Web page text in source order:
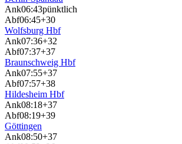
Ank06:43pünktlich
Abf06:45+30
Wolfsburg Hbf
Ank07:36+32
Abf07:37+37
Braunschweig Hbf
Ank07:55+37
Abf07:57+38
Hildesheim Hbf
Ank08:18+37
Abf08:19+39
Göttingen
Ank08:50+37